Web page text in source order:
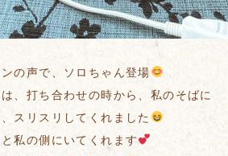
の声で、ソロちゃん登場
、打ち合わせの時から、私のそばに
スリスリしてくれました
私の側にいてくれます